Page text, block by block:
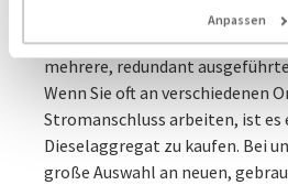
Anpassen
Beispiel in Krankenhäusern und
höchste Betriebssicherheit
mehrere, redundant
Wenn Sie oft an verschiedenen
Stromanschluss arbeiten, ist es
Dieselaggregat zu kaufen. Bei
große Auswahl an neuen,